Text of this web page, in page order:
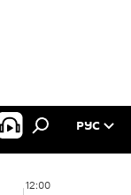
РУС
12:00